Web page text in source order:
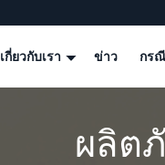
เกี่ยวกับเรา ข่าว กรณี
ผลิต